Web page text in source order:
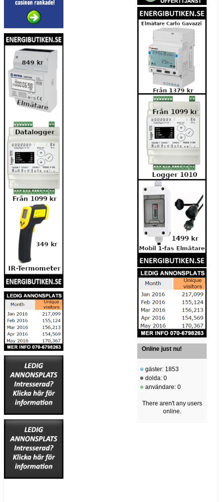
Online just nu!
gäster: 1853
dolda: 0
användare: 0
There aren't any users
online.